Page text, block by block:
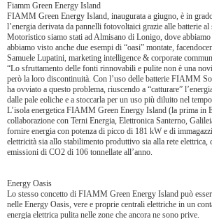
Fiamm Green Energy Island
FIAMM Green Energy Island, inaugurata a giugno, è in
l’energia derivata da pannelli fotovoltaici grazie alle batterie
Motoristico siamo stati ad Almisano di Lonigo, dove abbiamo
abbiamo visto anche due esempi di “oasi” montate,
Samuele Lupatini, marketing intelligence & corporate
“Lo sfruttamento delle fonti rinnovabili e pulite non è una
però la loro discontinuità. Con l’uso delle batterie FIAMM
ha ovviato a questo problema, riuscendo a “catturare”
dalle pale eoliche e a stoccarla per un uso più diluito nel
L’isola energetica FIAMM Green Energy Island (la prima in
collaborazione con Terni Energia, Elettronica Santerno,
fornire energia con potenza di picco di 181 kW e di
elettricità sia allo stabilimento produttivo sia alla rete elettrica,
emissioni di CO2 di 106 tonnellate all’anno.
Energy Oasis
Lo stesso concetto di FIAMM Green Energy Island può
nelle Energy Oasis, vere e proprie centrali elettriche in un
energia elettrica pulita nelle zone che ancora ne sono prive.